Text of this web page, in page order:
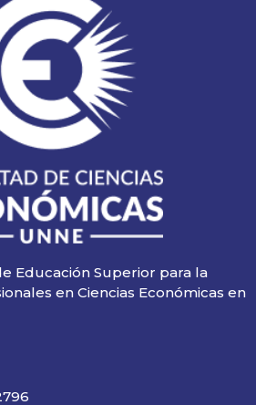
Educación Superior para la
en Ciencias Económicas en